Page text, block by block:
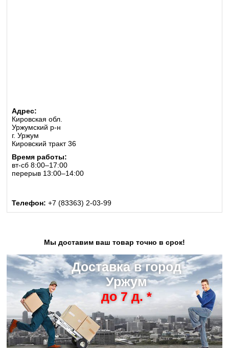
Адрес:
Кировская обл.
Уржумский р-н
г. Уржум
Кировский тракт 36
Время работы:
вт-сб 8:00–17:00
перерыв 13:00–14:00
Телефон: +7 (83363) 2-03-99
Мы доставим ваш товар точно в срок!
Доставка в город
Уржум
до 7 д. *